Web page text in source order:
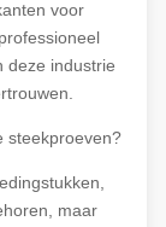
voor
deze industrie
steekproeven?
maar